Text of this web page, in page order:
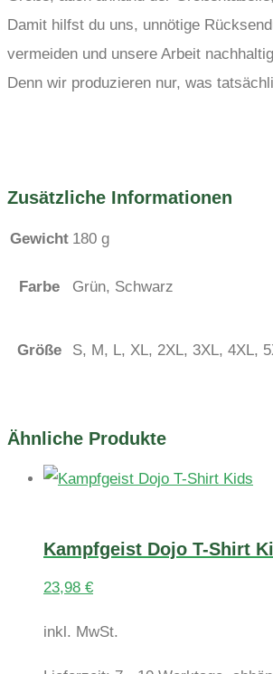
Damit hilfst du uns, unnötige
vermeiden und unsere Arbeit
Denn wir produzieren nur, was
Zusätzliche Informationen
Gewicht 180 g
Farbe Grün, Schwarz
Größe S, M, L, XL, 2XL, 3XL, 4XL,
Ähnliche Produkte
Kampfgeist Dojo T-Shirt
23,98 €
inkl. MwSt.